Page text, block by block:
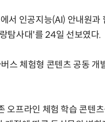
서 인공지능(AI) 안내원과
탐사대'를 24일 선보였다.
스 체험형 콘텐츠 공동 개
오프라인 체험 학습 콘텐